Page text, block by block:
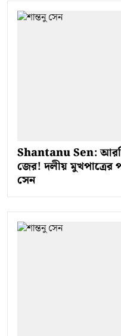
Shantanu Sen:
জের! দলীয় মুখপাত্রের
সেন